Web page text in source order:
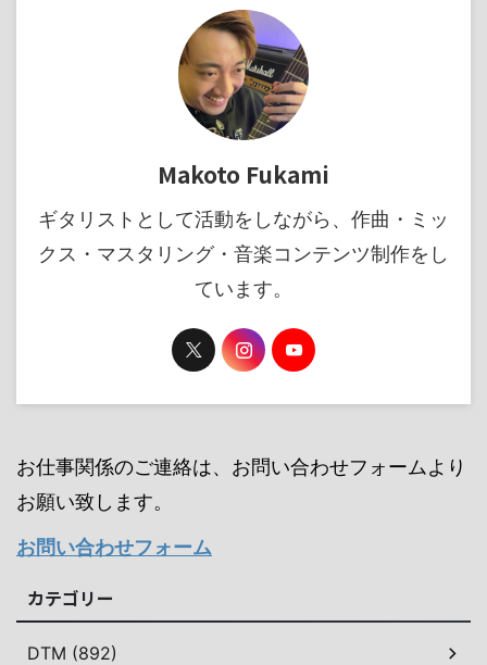
Makoto Fukami
ギタリストとして活動をしながら、作曲・ミッ
クス・マスタリング・音楽コンテンツ制作をし
ています。
お仕事関係のご連絡は、お問い合わせフォームより
お願い致します。
お問い合わせフォーム
カテゴリー
DTM (892)